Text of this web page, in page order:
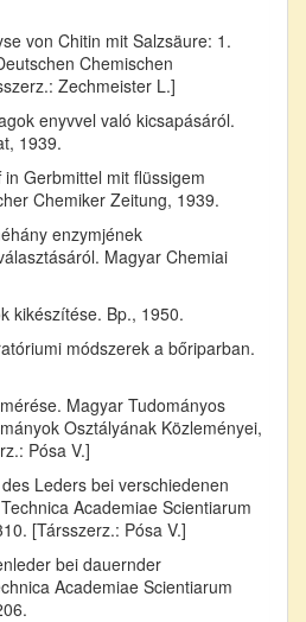
von Chitin mit Salzsäure: 1.
Chemischen
Zechmeister L.]
enyvvel való kicsapásáról.
1939.
Gerbmittel mit flüssigem
Chemiker Zeitung, 1939.
enzymjének
Magyar Chemiai
kikészítése. Bp., 1950.
módszerek a bőriparban.
Magyar Tudományos
Osztályának Közleményei,
Pósa V.]
Leders bei verschiedenen
Academiae Scientiarum
[Társszerz.: Pósa V.]
bei dauernder
Academiae Scientiarum